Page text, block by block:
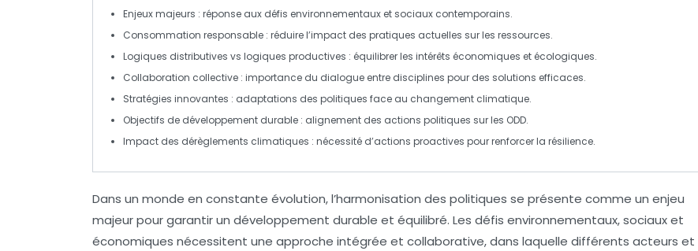
Enjeux majeurs : réponse aux défis environnementaux et sociaux contemporains.
Consommation responsable : réduire l’impact des pratiques actuelles sur les ressources.
Logiques distributives vs logiques productives : équilibrer les intérêts économiques et écologiques.
Collaboration collective : importance du dialogue entre disciplines pour des solutions efficaces.
Stratégies innovantes : adaptations des politiques face au changement climatique.
Objectifs de développement durable : alignement des actions politiques sur les ODD.
Impact des dérèglements climatiques : nécessité d’actions proactives pour renforcer la résilience.
Dans un monde en constante évolution, l’harmonisation des politiques se présente comme un enjeu
majeur pour garantir un développement durable et équilibré. Les défis environnementaux, sociaux et
économiques nécessitent une approche intégrée et collaborative, dans laquelle différents acteurs et